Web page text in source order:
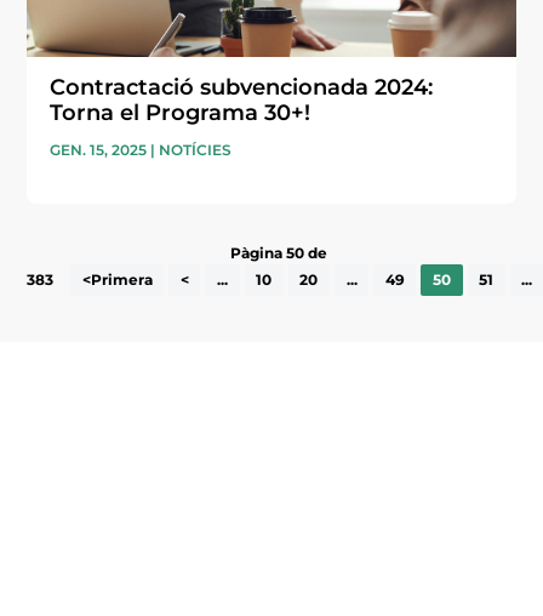
Contractació subvencionada 2024:
Torna el Programa 30+!
GEN. 15, 2025 | NOTÍCIES
Pàgina 50 de
383
<Primera < ... 10 20 ... 49 50 51 ...